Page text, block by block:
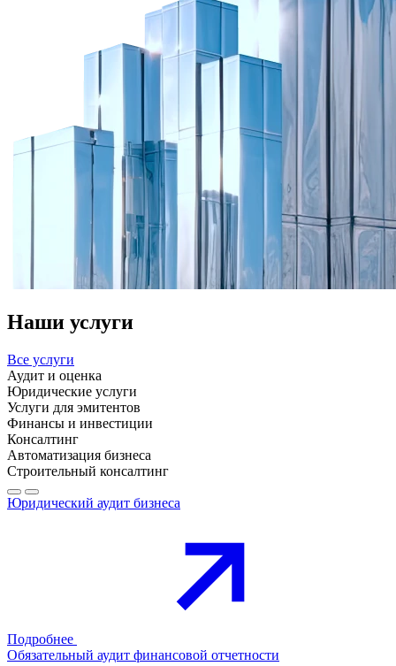
Наши услуги
Все услуги
Аудит и оценка
Юридические услуги
Услуги для эмитентов
Финансы и инвестиции
Консалтинг
Автоматизация бизнеса
Строительный консалтинг
Юридический аудит бизнеса
Подробнее
Обязательный аудит финансовой отчетности